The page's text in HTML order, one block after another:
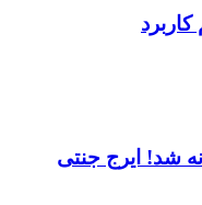
شد! ایرج جنتی